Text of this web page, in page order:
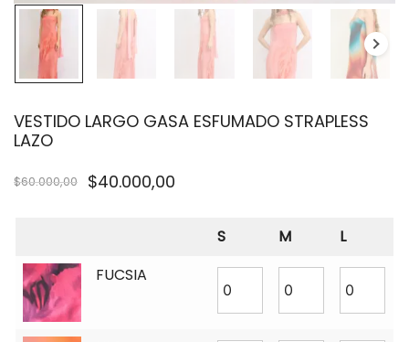
VESTIDO LARGO GASA ESFUMADO STRAPLESS
LAZO
$60.000,00 $40.000,00
S M
L
FUCSIA